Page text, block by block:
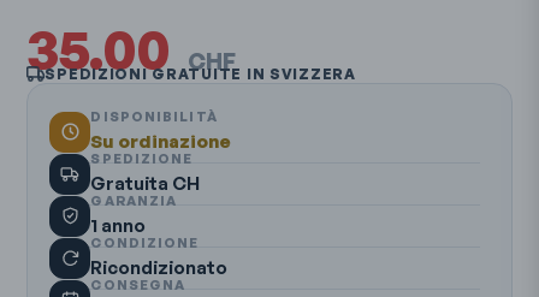
35.00 CHF
SPEDIZIONI GRATUITE IN SVIZZERA
DISPONIBILITÀ
Su ordinazione
SPEDIZIONE
Gratuita CH
GARANZIA
1 anno
CONDIZIONE
Ricondizionato
CONSEGNA